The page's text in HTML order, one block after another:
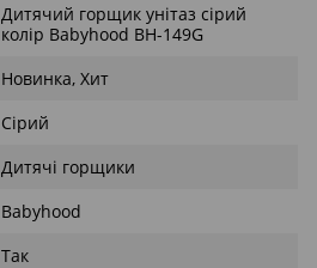
Дитячий горщик унітаз сірий
колір Babyhood BH-149G
Новинка, Хит
Сірий
Дитячі горщики
Babyhood
Так